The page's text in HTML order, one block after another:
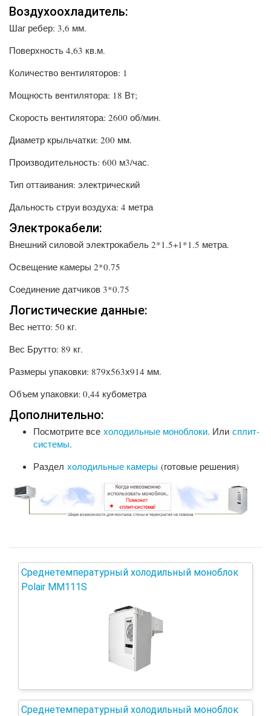
Воздухоохладитель:
Шаг ребер: 3,6 мм.
Поверхность 4,63 кв.м.
Количество вентиляторов: 1
Мощность вентилятора: 18 Вт;
Скорость вентилятора: 2600 об/мин.
Диаметр крыльчатки: 200 мм.
Производительность: 600 м3/час.
Тип оттаивания: электрический
Дальность струи воздуха: 4 метра
Электрокабели:
Внешний силовой электрокабель 2*1.5+1*1.5 метра.
Освещение камеры 2*0.75
Соединение датчиков 3*0.75
Логистические данные:
Вес нетто: 50 кг.
Вес Брутто: 89 кг.
Размеры упаковки: 879х563х914 мм.
Объем упаковки: 0,44 кубометра
Дополнительно:
Посмотрите все холодильные моноблоки. Или сплит-
системы.
Раздел холодильные камеры (готовые решения)
Среднетемпературный холодильный моноблок
Polair MM111S
Среднетемпературный холодильный моноблок